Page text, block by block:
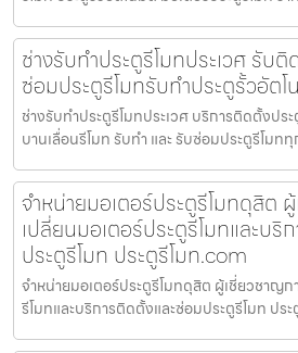
ช่างรับทำประตูรีโมทประเวศ รับ
ซ่อมประตูรีโมทรับทำประตูรั้วอัต
ช่างรับทำประตูรีโมทประเวศ บริการติดตั้งปร
บานเลื่อนรีโมท รับทำ และ รับซ่อมประตูรีโมท
จำหน่ายมอเตอร์ประตูรีโมทดุสิต
เปลี่ยนมอเตอร์ประตูรีโมทและบริ
ประตูรีโมท ประตูรีโมท.com
จำหน่ายมอเตอร์ประตูรีโมทดุสิต ผู้เชี่ยวชาญก
รีโมทและบริการติดตั้งและซ่อมประตูรีโมท ปร